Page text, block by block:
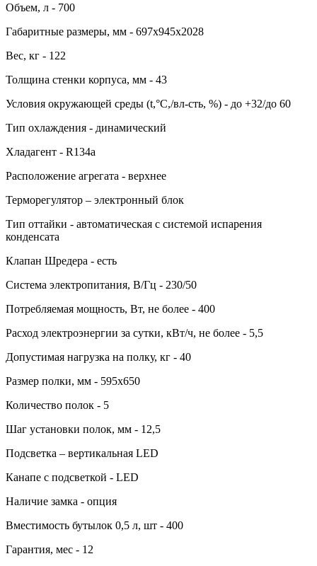
Объем, л - 700
Габаритные размеры, мм - 697х945х2028
Вес, кг - 122
Толщина стенки корпуса, мм - 43
Условия окружающей среды (t,°C,/вл-сть, %) - до +32/до 60
Тип охлаждения - динамический
Хладагент - R134a
Расположение агрегата - верхнее
Терморегулятор – электронный блок
Тип оттайки - автоматическая с системой испарения
конденсата
Клапан Шредера - есть
Система электропитания, В/Гц - 230/50
Потребляемая мощность, Вт, не более - 400
Расход электроэнергии за сутки, кВт/ч, не более - 5,5
Допустимая нагрузка на полку, кг - 40
Размер полки, мм - 595х650
Количество полок - 5
Шаг установки полок, мм - 12,5
Подсветка – вертикальная LED
Канапе с подсветкой - LED
Наличие замка - опция
Вместимость бутылок 0,5 л, шт - 400
Гарантия, мес - 12